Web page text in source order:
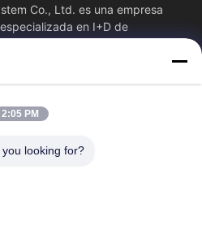
Co., Ltd. es una empresa
en I+D de
Sobre Nosotros
Control De Calidad
2:05 PM
looking for?